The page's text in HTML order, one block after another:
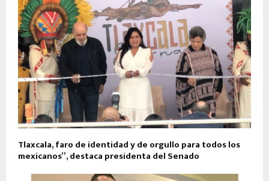
Tlaxcala, faro de identidad y de orgullo para todos los
mexicanos”, destaca presidenta del Senado